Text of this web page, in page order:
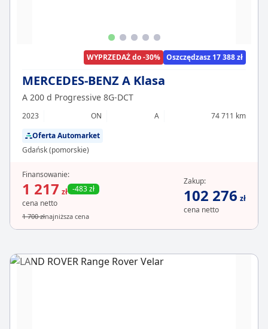
WYPRZEDAŻ do -30% Oszczędzasz 17 388 zł
MERCEDES-BENZ A Klasa
A 200 d Progressive 8G-DCT
2023 ON A
74 711 km
Oferta Automarket
Gdańsk (pomorskie)
Finansowanie:
1 217 zł -483 zł
cena netto
1 700 złnajniższa cena
Zakup:
102 276 zł
cena netto